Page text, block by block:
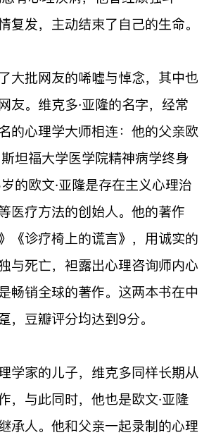
复发，主动结束了自己的生命。
大批网友的唏嘘与悼念，其中也
友。维克多·亚隆的名字，经常
的心理学大师相连：他的父亲欧
坦福大学医学院精神病学终身
的欧文·亚隆是存在主义心理治
医疗方法的创始人。他的著作
《诊疗椅上的谎言》，用诚实的
与死亡，袒露出心理咨询师内心
畅销全球的著作。这两本书在中
，豆瓣评分均达到9分。
学家的儿子，维克多同样长期从
，与此同时，他也是欧文·亚隆
承人。他和父亲一起录制的心理